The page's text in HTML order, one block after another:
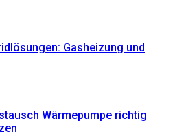
Gasheizung und
Wärmepumpe richtig